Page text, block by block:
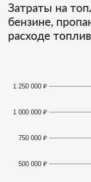
Затраты на
бензине,
расходе
500 000 ₽
750 000 ₽
1 000 000 ₽
1 250 000 ₽